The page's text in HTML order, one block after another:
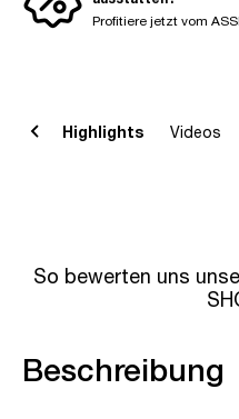
Profitiere jetzt vom
Highlights Videos
So bewerten uns
Beschreibung